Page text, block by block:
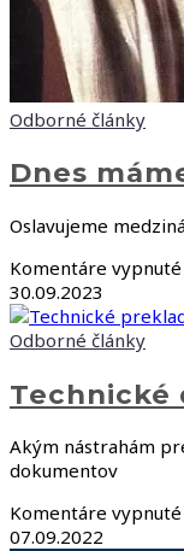
Odborné články
Dnes
Oslavujeme
Komentáre vypnuté
30.09.2023
Odborné články
Technické
Akým nástrahám
dokumentov
Komentáre vypnuté
07.09.2022